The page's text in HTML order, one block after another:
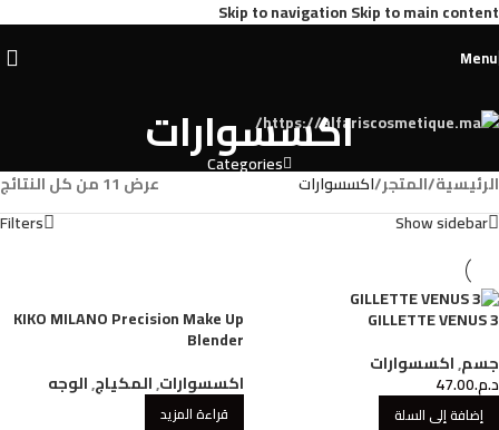
Skip to navigationSkip to main content
Menu
اكسسوارات
Categories
الرئيسية/المتجر/اكسسوارات
عرض ⁦11⁩ من كل النتائج
Show sidebar
Filters
GILLETTE VENUS 3
جسم,اكسسوارات
د.م.47.00
إضافة إلى السلة
KIKO MILANO Precision Make Up
Blender
اكسسوارات,المكياج,الوجه
قراءة المزيد